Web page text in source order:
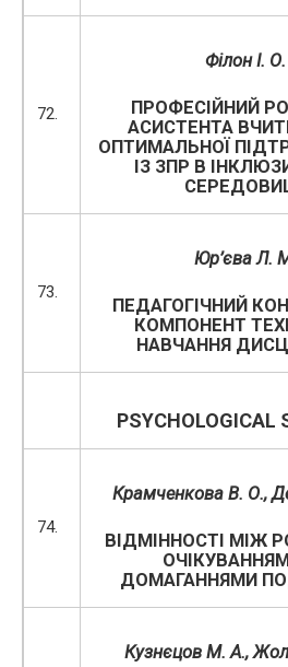
72.
Філон І. О.
ПРОФЕСІЙНИЙ
АСИСТЕНТА
ОПТИМАЛЬНОЇ
ІЗ ЗПР В
73.
Юр’єва Л.
ПЕДАГОГІЧНИЙ
КОМПОНЕНТ
НАВЧАННЯ
PSYCHOLOGICAL
74.
Крамченкова В. О.,
ВІДМІННОСТІ МІЖ
ДОМАГАННЯМИ
Кузнєцов М. А.,